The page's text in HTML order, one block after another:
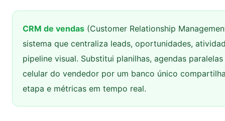
CRM de vendas (Customer Relationship
sistema que centraliza leads, oportunidades,
pipeline visual. Substitui planilhas, agendas
celular do vendedor por um banco único
etapa e métricas em tempo real.